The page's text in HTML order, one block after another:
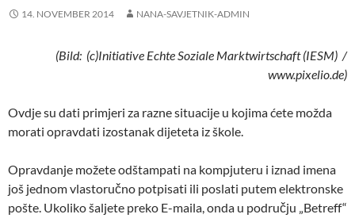
14. NOVEMBER 2014 NANA-SAVJETNIK-ADMIN
(Bild: (c)Initiative Echte Soziale Marktwirtschaft (IESM) /
www.pixelio.de)
Ovdje su dati primjeri za razne situacije u kojima ćete možda
morati opravdati izostanak dijeteta iz škole.
Opravdanje možete odštampati na kompjuteru i iznad imena
još jednom vlastoručno potpisati ili poslati putem elektronske
pošte. Ukoliko šaljete preko E-maila, onda u području „Betreff“